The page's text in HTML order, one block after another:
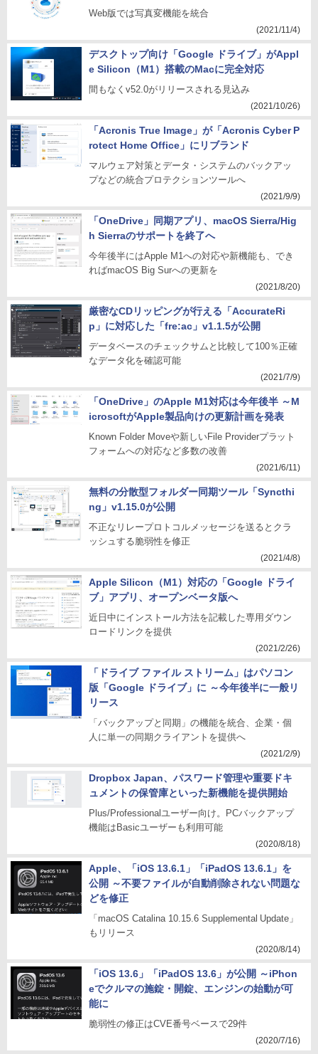
Web版では写真変機能を統合
(2021/11/4)
デスクトップ向け「Google ドライブ」がAppl
e Silicon（M1）搭載のMacに完全対応
間もなくv52.0がリリースされる見込み
(2021/10/26)
「Acronis True Image」が「Acronis Cyber P
rotect Home Office」にリブランド
マルウェア対策とデータ・システムのバックアッ
プなどの統合プロテクションツールへ
(2021/9/9)
「OneDrive」同期アプリ、macOS Sierra/Hig
h Sierraのサポートを終了へ
今年後半にはApple M1への対応や新機能も、でき
ればmacOS Big Surへの更新を
(2021/8/20)
厳密なCDリッピングが行える「AccurateRi
p」に対応した「fre:ac」v1.1.5が公開
データベースのチェックサムと比較して100％正確
なデータ化を確認可能
(2021/7/9)
「OneDrive」のApple M1対応は今年後半 ～M
icrosoftがApple製品向けの更新計画を発表
Known Folder Moveや新しいFile Providerプラット
フォームへの対応など多数の改善
(2021/6/11)
無料の分散型フォルダー同期ツール「Syncthi
ng」v1.15.0が公開
不正なリレープロトコルメッセージを送るとクラ
ッシュする脆弱性を修正
(2021/4/8)
Apple Silicon（M1）対応の「Google ドライ
ブ」アプリ、オープンベータ版へ
近日中にインストール方法を記載した専用ダウン
ロードリンクを提供
(2021/2/26)
「ドライブ ファイル ストリーム」はパソコン
版「Google ドライブ」に ～今年後半に一般リ
リース
「バックアップと同期」の機能を統合、企業・個
人に単一の同期クライアントを提供へ
(2021/2/9)
Dropbox Japan、パスワード管理や重要ドキ
ュメントの保管庫といった新機能を提供開始
Plus/Professionalユーザー向け。PCバックアップ
機能はBasicユーザーも利用可能
(2020/8/18)
Apple、「iOS 13.6.1」「iPadOS 13.6.1」を
公開 ～不要ファイルが自動削除されない問題な
どを修正
「macOS Catalina 10.15.6 Supplemental Update」
もリリース
(2020/8/14)
「iOS 13.6」「iPadOS 13.6」が公開 ～iPhon
eでクルマの施錠・開錠、エンジンの始動が可
能に
脆弱性の修正はCVE番号ベースで29件
(2020/7/16)